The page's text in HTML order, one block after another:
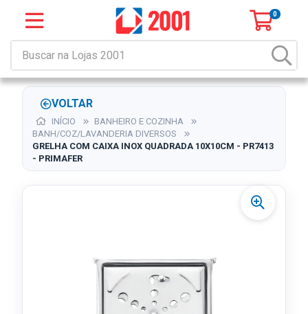
0
VOLTAR
INÍCIO
BANHEIRO E COZINHA
BANH/COZ/LAVANDERIA DIVERSOS
GRELHA COM CAIXA INOX QUADRADA 10X10CM - PR7413
- PRIMAFER